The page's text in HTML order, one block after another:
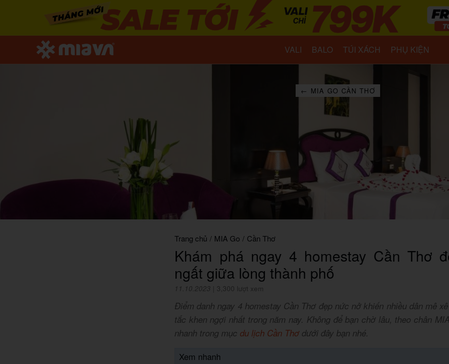
VALI BALO TÚI XÁCH PHỤ KIỆN
← MIA GO CẦN THƠ
Trang chủ / MIA Go / Cần Thơ
Khám phá ngay 4 homestay Cần Thơ
ngất giữa lòng thành phố
11.10.2023 3,300 lượt xem
Điểm danh ngay 4 homestay Cần Thơ đẹp nức nở khiến nhiều dân mê
tắc khen ngợi nhất trong năm nay. Không để bạn chờ lâu, theo chân
nhanh trong mục du lịch Cần Thơ dưới đây bạn nhé.
Xem nhanh